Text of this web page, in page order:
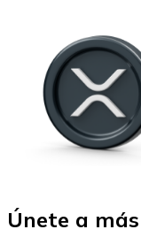
Únete a